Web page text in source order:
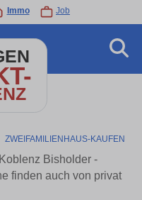
Immo Job
ZWEIFAMILIENHAUS-KAUFEN
Bisholder -
finden auch von privat